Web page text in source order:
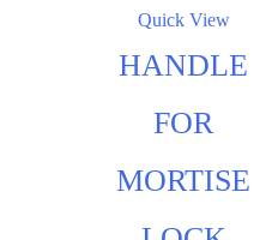
Quick View
HANDLE
FOR
MORTISE